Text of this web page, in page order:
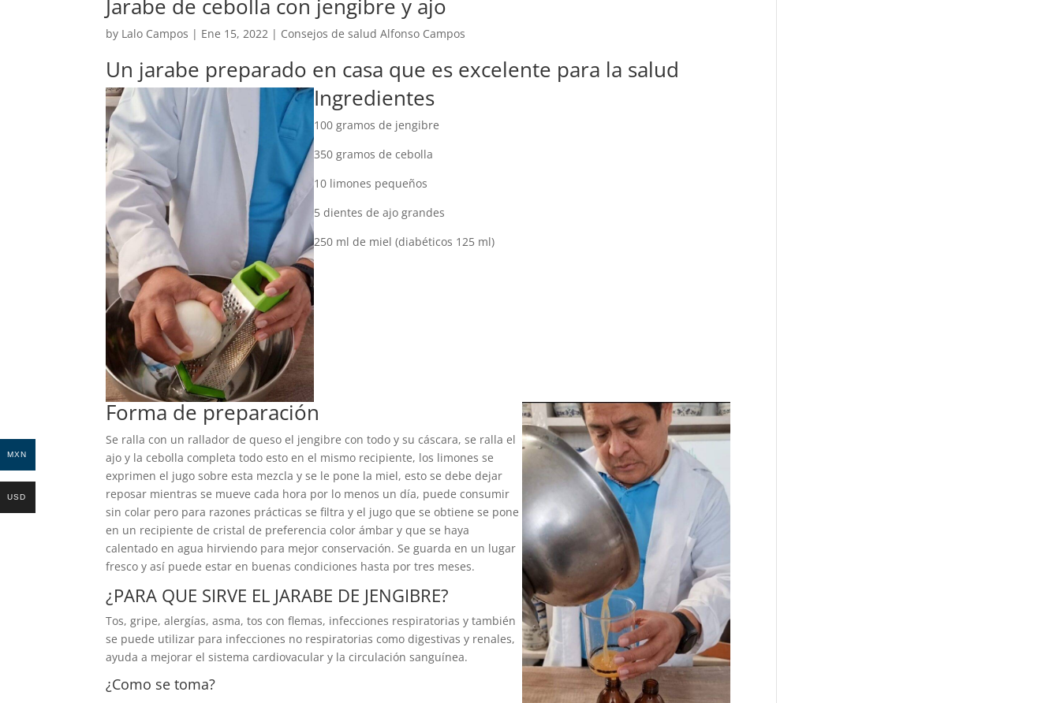
Jarabe de cebolla con jengibre y ajo
by Lalo Campos | Ene 15, 2022 | Consejos de salud Alfonso Campos
Un jarabe preparado en casa que es excelente para la salud
Ingredientes
100 gramos de jengibre
350 gramos de cebolla
10 limones pequeños
5 dientes de ajo grandes
250 ml de miel (diabéticos 125 ml)
Forma de preparación
Se ralla con un rallador de queso el jengibre con todo y su cáscara, se ralla el
ajo y la cebolla completa todo esto en el mismo recipiente, los limones se
exprimen el jugo sobre esta mezcla y se le pone la miel, esto se debe dejar
reposar mientras se mueve cada hora por lo menos un día, puede consumir
sin colar pero para razones prácticas se filtra y el jugo que se obtiene se pone
en un recipiente de cristal de preferencia color ámbar y que se haya
calentado en agua hirviendo para mejor conservación. Se guarda en un lugar
fresco y así puede estar en buenas condiciones hasta por tres meses.
¿PARA QUE SIRVE EL JARABE DE JENGIBRE?
Tos, gripe, alergías, asma, tos con flemas, infecciones respiratorias y también
se puede utilizar para infecciones no respiratorias como digestivas y renales,
ayuda a mejorar el sistema cardiovacular y la circulación sanguínea.
¿Como se toma?
MXN
USD